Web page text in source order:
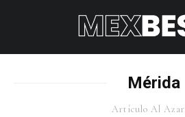
Mérida
Artículo Al Azar